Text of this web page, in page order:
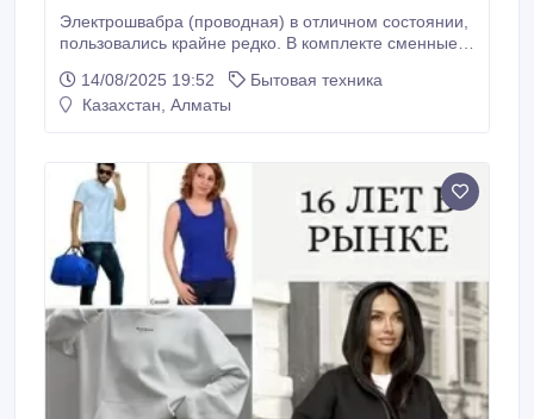
Электрошвабра (проводная) в отличном состоянии,
пользовались крайне редко. В комплекте сменные
коробкой..
14/08/2025 19:52
Бытовая техника
Казахстан, Алматы